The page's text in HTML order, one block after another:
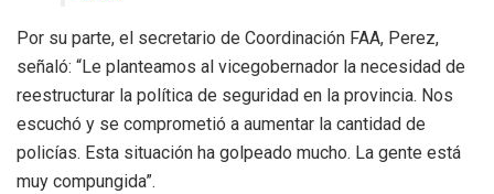
Por su parte, el secretario de Coordinación FAA, Perez,
señaló: “Le planteamos al vicegobernador la necesidad de
reestructurar la política de seguridad en la provincia. Nos
escuchó y se comprometió a aumentar la cantidad de
policías. Esta situación ha golpeado mucho. La gente está
muy compungida”.